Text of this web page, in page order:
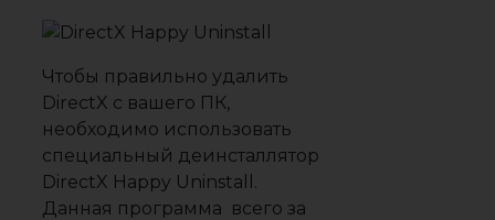
Чтобы правильно удалить
DirectX с вашего ПК,
необходимо использовать
специальный деинсталлятор
DirectX Happy Uninstall.
Данная программа всего за